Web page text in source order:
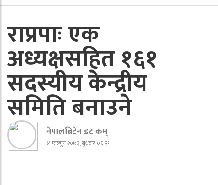
राप्रपाः एक
अध्यक्षसहित १६१
सदस्यीय केन्द्रीय
समिति बनाउने
नेपालब्रिटेन डट कम्
४ फाल्गुन २०७३, बुधबार ०६:२९